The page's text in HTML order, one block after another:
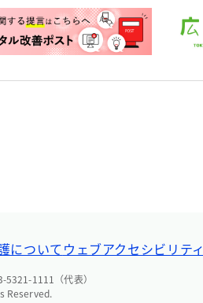
についてウェブアクセシビリティ
1111（代表）
Reserved.